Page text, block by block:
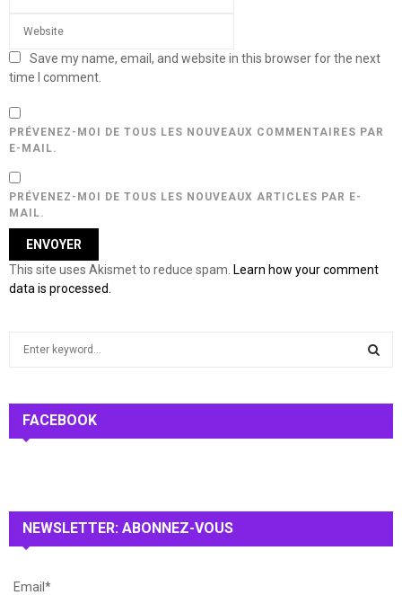
Save my name, email, and website in this browser for the next
time I comment.
PRÉVENEZ-MOI DE TOUS LES NOUVEAUX COMMENTAIRES PAR
E-MAIL.
PRÉVENEZ-MOI DE TOUS LES NOUVEAUX ARTICLES PAR E-
MAIL.
This site uses Akismet to reduce spam. Learn how your comment
data is processed.
:
FACEBOOK
NEWSLETTER: ABONNEZ-VOUS
Email*